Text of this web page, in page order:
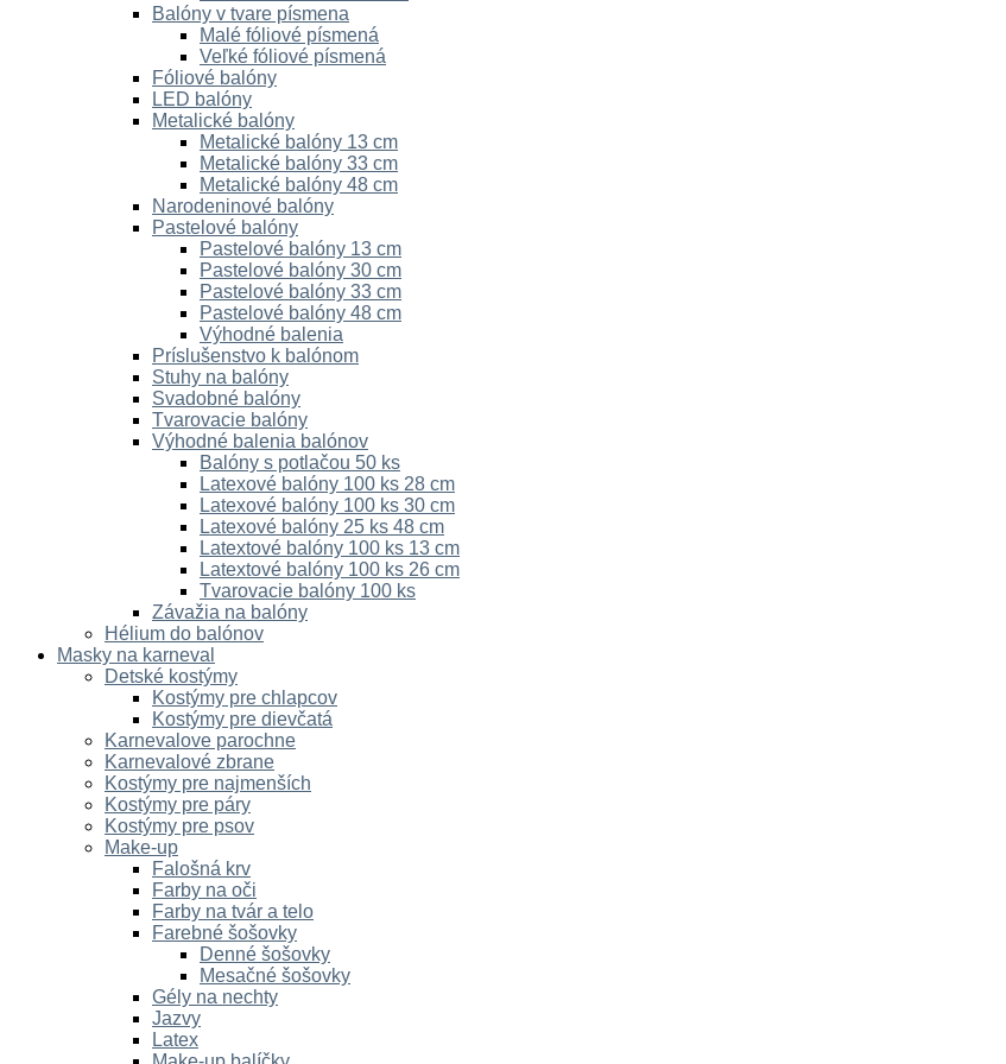
Balóny v tvare písmena
Malé fóliové písmená
Veľké fóliové písmená
Fóliové balóny
LED balóny
Metalické balóny
Metalické balóny 13 cm
Metalické balóny 33 cm
Metalické balóny 48 cm
Narodeninové balóny
Pastelové balóny
Pastelové balóny 13 cm
Pastelové balóny 30 cm
Pastelové balóny 33 cm
Pastelové balóny 48 cm
Výhodné balenia
Príslušenstvo k balónom
Stuhy na balóny
Svadobné balóny
Tvarovacie balóny
Výhodné balenia balónov
Balóny s potlačou 50 ks
Latexové balóny 100 ks 28 cm
Latexové balóny 100 ks 30 cm
Latexové balóny 25 ks 48 cm
Latextové balóny 100 ks 13 cm
Latextové balóny 100 ks 26 cm
Tvarovacie balóny 100 ks
Závažia na balóny
Hélium do balónov
Masky na karneval
Detské kostýmy
Kostýmy pre chlapcov
Kostýmy pre dievčatá
Karnevalove parochne
Karnevalové zbrane
Kostýmy pre najmenších
Kostýmy pre páry
Kostýmy pre psov
Make-up
Falošná krv
Farby na oči
Farby na tvár a telo
Farebné šošovky
Denné šošovky
Mesačné šošovky
Gély na nechty
Jazvy
Latex